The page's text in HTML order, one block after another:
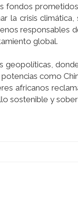
la crisis
responsables
global.
como
africanos
sostenible y